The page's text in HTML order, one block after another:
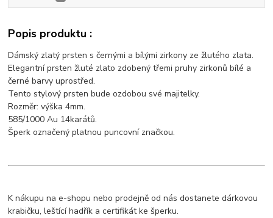
Popis produktu :
Dámský zlatý prsten s černými a bílými zirkony ze žlutého zlata.
Elegantní prsten žluté zlato zdobený třemi pruhy zirkonů bílé a
černé barvy uprostřed.
Tento stylový prsten bude ozdobou své majitelky.
Rozměr: výška 4mm.
585/1000 Au 14karátů.
Šperk označený platnou puncovní značkou.
K nákupu na e-shopu nebo prodejně od nás dostanete dárkovou
krabičku, leštící hadřík a certifikát ke šperku.